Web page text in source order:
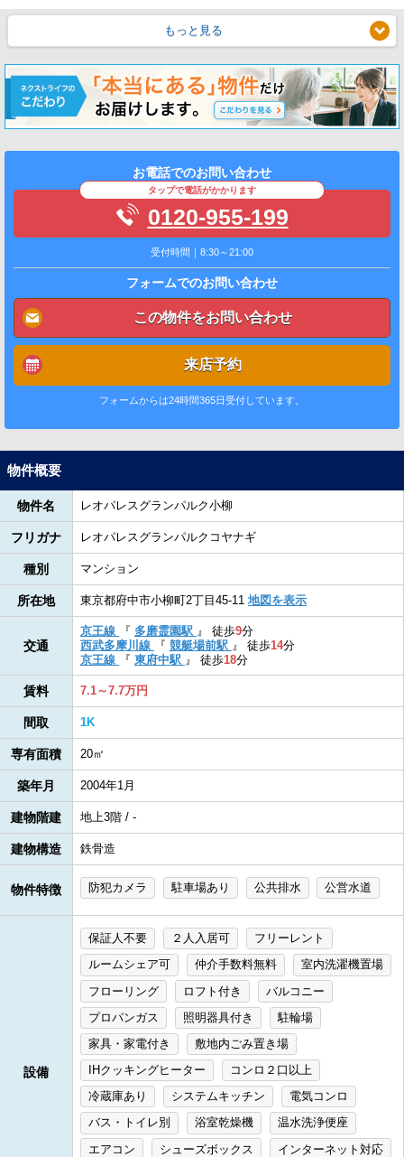
もっと見る
お電話でのお問い合わせ
タップで電話がかかります
0120-955-199
受付時間｜8:30～21:00
フォームでのお問い合わせ
この物件をお問い合わせ
来店予約
フォームからは24時間365日受付しています。
物件概要
物件名 レオパレスグランパルク小柳
フリガナ レオパレスグランパルクコヤナギ
種別 マンション
所在地 東京都府中市小柳町2丁目45-11 地図を表示
交通
京王線 『 多磨霊園駅 』 徒歩9分
西武多摩川線
『 競艇場前駅 』 徒歩14分
京王線
『 東府中駅 』 徒歩18分
賃料 7.1～7.7万円
間取 1K
専有面積 20㎡
築年月 2004年1月
建物階建 地上3階 / -
建物構造 鉄骨造
物件特徴 防犯カメラ 駐車場あり 公共排水 公営水道
設備
保証人不要 ２人入居可
フリーレント
ルームシェア可
仲介手数料無料
室内洗濯機置場
フローリング
ロフト付き
バルコニー
プロパンガス
照明器具付き
駐輪場
家具・家電付き
敷地内ごみ置き場
IHクッキングヒーター
コンロ２口以上
冷蔵庫あり
システムキッチン
電気コンロ
バス・トイレ別
浴室乾燥機
温水洗浄便座
エアコン
シューズボックス
インターネット対応